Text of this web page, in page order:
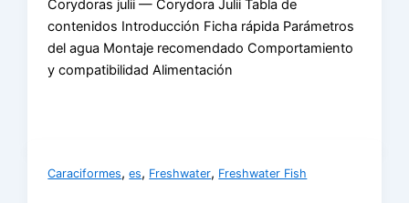
Corydoras julii — Corydora Julii Tabla de
contenidos Introducción Ficha rápida Parámetros
del agua Montaje recomendado Comportamiento
y compatibilidad Alimentación
Caraciformes,es, Freshwater, Freshwater Fish